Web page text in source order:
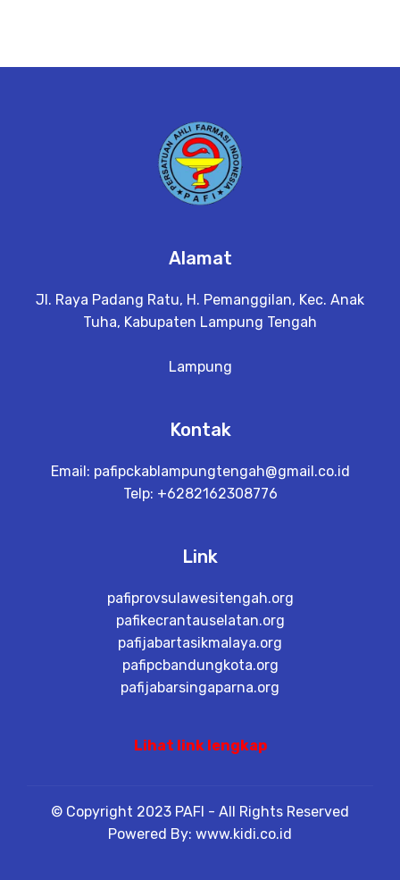
Alamat
Jl. Raya Padang Ratu, H. Pemanggilan, Kec. Anak
Tuha, Kabupaten Lampung Tengah
Lampung
Kontak
Email: pafipckablampungtengah@gmail.co.id
Telp: +6282162308776
Link
pafiprovsulawesitengah.org
pafikecrantauselatan.org
pafijabartasikmalaya.org
pafipcbandungkota.org
pafijabarsingaparna.org
Lihat link lengkap
© Copyright 2023 PAFI - All Rights Reserved
Powered By: www.kidi.co.id